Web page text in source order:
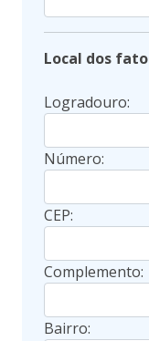
Local dos
Logradouro:
Número:
CEP:
Complemento:
Bairro: